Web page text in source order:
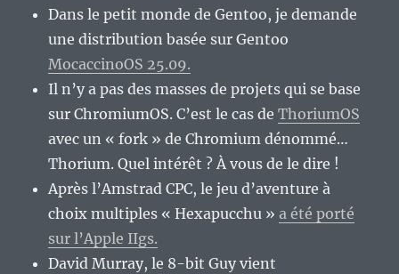
Dans le petit monde de Gentoo, je demande
une distribution basée sur Gentoo
MocaccinoOS 25.09.
Il n’y a pas des masses de projets qui se base
sur ChromiumOS. C’est le cas deThoriumOS
avec un « fork » de Chromium dénommé…
Thorium. Quel intérêt ? À vous de le dire !
Après l’Amstrad CPC, le jeu d’aventure à
choix multiples « Hexapucchu »a été porté
sur l’Apple IIgs.
David Murray, le 8-bit Guy vient